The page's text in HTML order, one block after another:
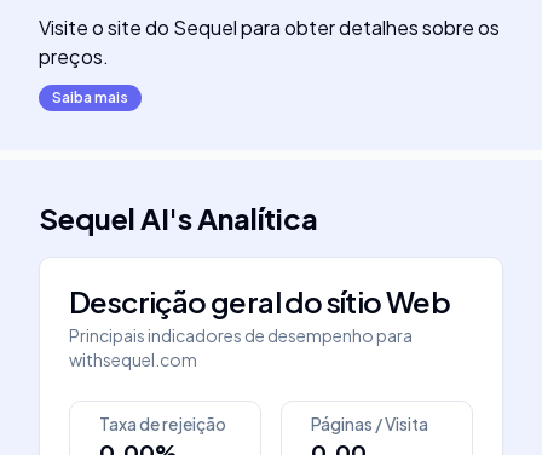
Visite o site do Sequel para obter detalhes sobre os
preços.
Saiba mais
Sequel AI'sAnalítica
Descrição geral do sítio Web
Principais indicadores de desempenho para
withsequel.com
Taxa de rejeição Páginas / Visita